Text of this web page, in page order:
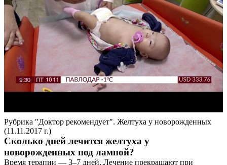
Рубрика "Доктор рекомендует". Желтуха у новорожденных
(11.11.2017 г.)
Сколько дней лечится желтуха у
новорожденных под лампой?
Время терапии — 3–7 дней. Лечение прекращают при